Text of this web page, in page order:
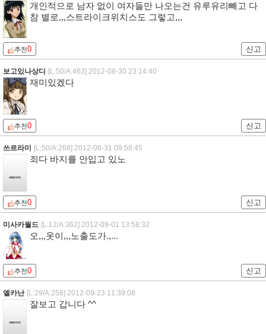
개인적으로 남자 없이 여자들만 나오는건 유루유리빼고 다
참 별로,,,스트라이크위치스도 그렇고,,,
추천0 신고
보고있나상디 [L:50/A:463] 2012-08-30 23:14:40
재미있겠다
추천0 신고
쓰르라미 [L:50/A:268] 2012-08-31 09:58:45
죄다 바지를 안입고 있노
추천0 신고
미사카월드 [L:12/A:362] 2012-09-01 13:58:32
오,,,옷이,,,노출도가.,...
추천0 신고
엘카난 [L:29/A:256] 2012-09-23 11:39:08
잘보고 갑니다 ^^